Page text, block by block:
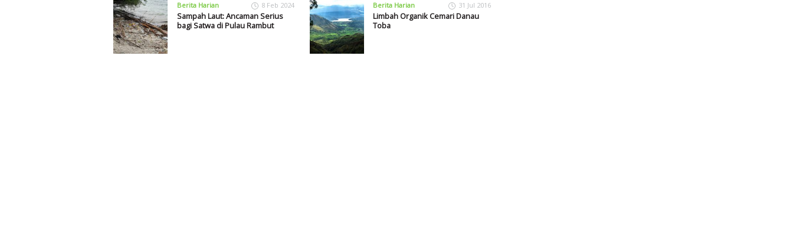
Berita Harian 8 Feb 2024
Sampah Laut: Ancaman Serius
bagi Satwa di Pulau Rambut
Berita Harian 31 Jul 2016
Limbah Organik Cemari Danau
Toba